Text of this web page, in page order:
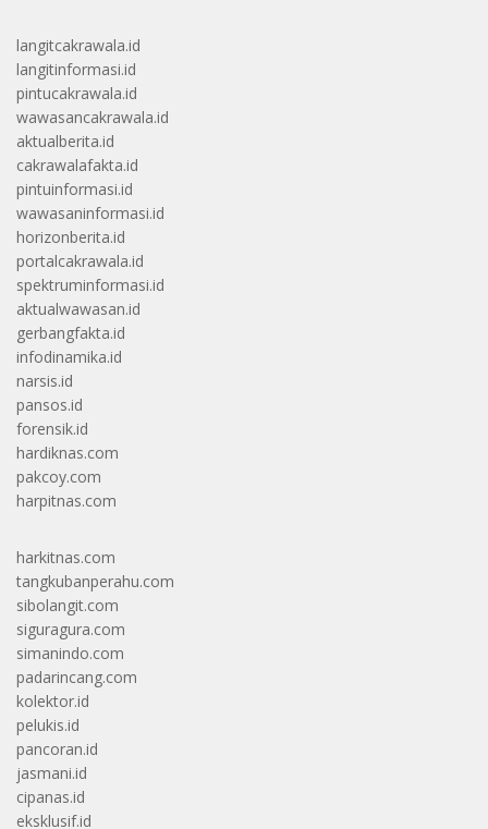
langitcakrawala.id
langitinformasi.id
pintucakrawala.id
wawasancakrawala.id
aktualberita.id
cakrawalafakta.id
pintuinformasi.id
wawasaninformasi.id
horizonberita.id
portalcakrawala.id
spektruminformasi.id
aktualwawasan.id
gerbangfakta.id
infodinamika.id
narsis.id
pansos.id
forensik.id
hardiknas.com
pakcoy.com
harpitnas.com
harkitnas.com
tangkubanperahu.com
sibolangit.com
siguragura.com
simanindo.com
padarincang.com
kolektor.id
pelukis.id
pancoran.id
jasmani.id
cipanas.id
eksklusif.id